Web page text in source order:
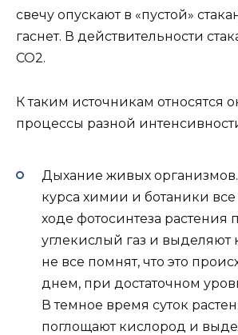
свечу опускают в «пустой»
гаснет. В действительности
CO2.
К таким источникам относятся
процессы разной
Дыхание живых
курса химии и ботаники все
ходе фотосинтеза растения
углекислый газ и выделяют
не все помнят, что это
днем, при достаточном
В темное время суток
поглощают кислород и